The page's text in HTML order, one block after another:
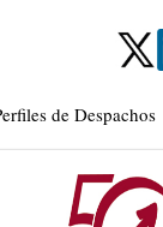
de Despachos